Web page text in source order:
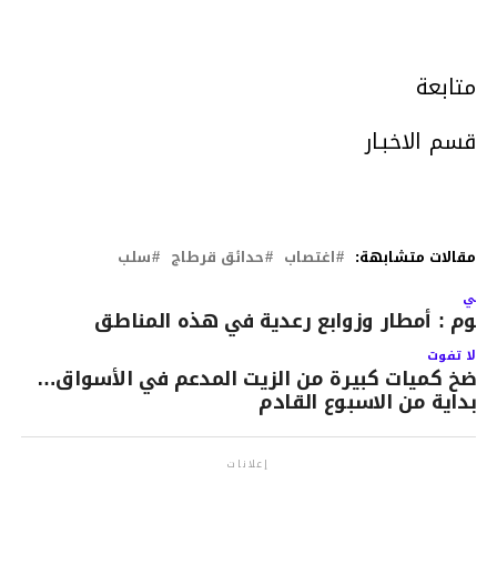
متابعة
قسم الاخبـار
مقالات متشابهة: اغتصاب حدائق قرطاج سلب
: أمطار وزوابع رعدية في هذه المناطق
لا تفوت
ضخ كميات كبيرة من الزيت المدعم في الأسواق…
بداية من الاسبوع القادم
إعلانات